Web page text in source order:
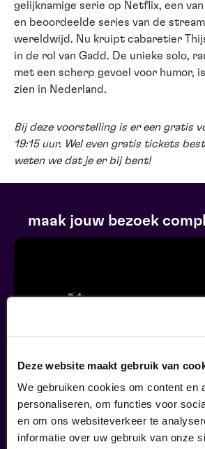
Deze website maakt gebruik van
We gebruiken cookies om content en
personaliseren, om functies voor
en om ons websiteverkeer te
informatie over uw gebruik van onze
gelijknamige serie op Netflix, een
en beoordeelde series van de
wereldwijd. Nu kruipt cabaretier
in de rol van Gadd. De unieke solo,
met een scherp gevoel voor humor,
zien in Nederland.
Bij deze voorstelling is er een gratis
19:15 uur. Wel even gratis tickets
weten we dat je er bij bent!
maak jouw bezoek